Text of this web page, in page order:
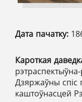
Дата пачатку:
Кароткая
Дзяржаўны спіс
каштоўнасцей